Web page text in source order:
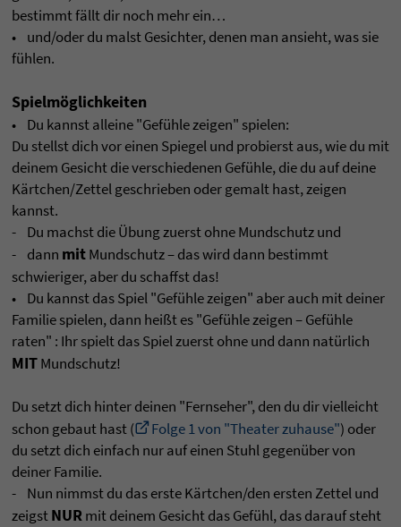
bestimmt fällt dir noch mehr ein…
• und/oder du malst Gesichter, denen man ansieht, was sie
fühlen.
Spielmöglichkeiten
• Du kannst alleine "Gefühle zeigen" spielen:
Du stellst dich vor einen Spiegel und probierst aus, wie du mit
deinem Gesicht die verschiedenen Gefühle, die du auf deine
Kärtchen/Zettel geschrieben oder gemalt hast, zeigen
kannst.
- Du machst die Übung zuerst ohne Mundschutz und
- dann mitMundschutz – das wird dann bestimmt
schwieriger, aber du schaffst das!
• Du kannst das Spiel "Gefühle zeigen" aber auch mit deiner
Familie spielen, dann heißt es "Gefühle zeigen – Gefühle
raten" : Ihr spielt das Spiel zuerst ohne und dann natürlich
MITMundschutz!
Du setzt dich hinter deinen "Fernseher", den du dir vielleicht
schon gebaut hast (
Folge 1 von "Theater zuhause") oder
du setzt dich einfach nur auf einen Stuhl gegenüber von
deiner Familie.
- Nun nimmst du das erste Kärtchen/den ersten Zettel und
zeigstNURmit deinem Gesicht das Gefühl, das darauf steht